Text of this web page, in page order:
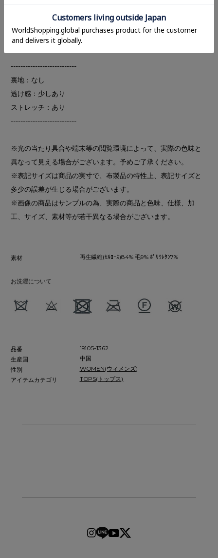
かなタッチ、コンパクトなシルエットで、インナーとしてはも
ちろん、一枚でも洗練されたスタイルを楽しめます。
---------------------------
裏地：なし
透け感：少しあり
ストレッチ：あり
---------------------------
※光の当たり具合や端末等の閲覧環境によって、実際の色味と
異なって見える場合がございます。予めご了承ください。
※表記サイズは商品の実寸で、布製品の特性上、表記サイズと
多少の誤差が生じる場合がございます。
※画像の商品はサンプルの為、実際の商品と色味、仕様、加
工、サイズ、素材等が若干異なる場合がございます。
素材 再生繊維(ｾﾙﾛｰｽ)84% 毛9% ﾎﾟﾘｳﾚﾀﾝ7%
お洗濯について
品番
19105-1362
生産国
中国
性別
WOMEN(ウィメンズ)
アイテムカテゴリ
TOPS(トップス)